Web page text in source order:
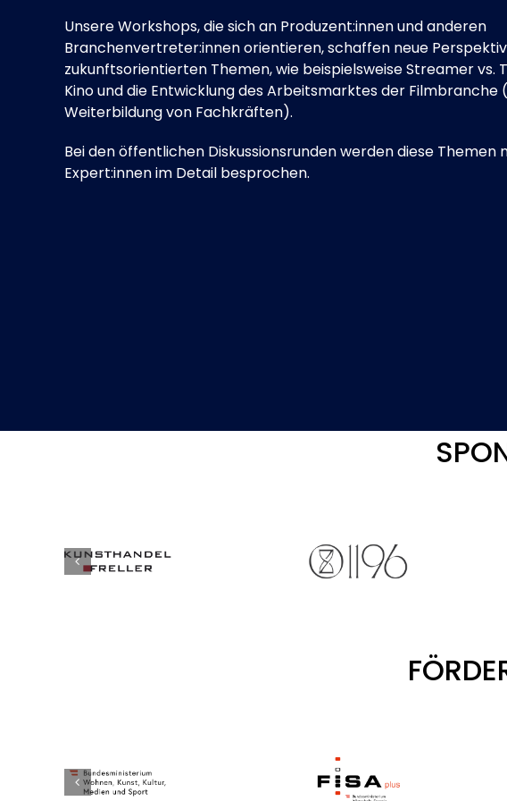
Unsere Workshops, die sich an Produzent:innen und anderen
Branchenvertreter:innen orientieren, schaffen neue
zukunftsorientierten Themen, wie beispielsweise Streamer vs.
Kino und die Entwicklung des Arbeitsmarktes der Filmbranche
Weiterbildung von Fachkräften).
Bei den öffentlichen Diskussionsrunden werden diese Themen
Expert:innen im Detail besprochen.